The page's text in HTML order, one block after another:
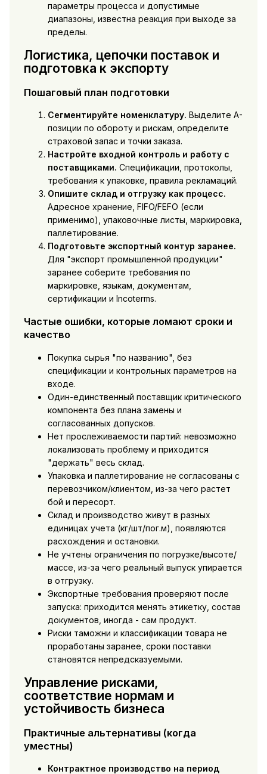
параметры процесса и допустимые
диапазоны, известна реакция при выходе за
пределы.
Логистика, цепочки поставок и
подготовка к экспорту
Пошаговый план подготовки
Сегментируйте номенклатуру. Выделите A-
позиции по обороту и рискам, определите
страховой запас и точки заказа.
Настройте входной контроль и работу с
поставщиками. Спецификации, протоколы,
требования к упаковке, правила рекламаций.
Опишите склад и отгрузку как процесс.
Адресное хранение, FIFO/FEFO (если
применимо), упаковочные листы, маркировка,
паллетирование.
Подготовьте экспортный контур заранее.
Для "экспорт промышленной продукции"
заранее соберите требования по
маркировке, языкам, документам,
сертификации и Incoterms.
Частые ошибки, которые ломают сроки и
качество
Покупка сырья "по названию", без
спецификации и контрольных параметров на
входе.
Один-единственный поставщик критического
компонента без плана замены и
согласованных допусков.
Нет прослеживаемости партий: невозможно
локализовать проблему и приходится
"держать" весь склад.
Упаковка и паллетирование не согласованы с
перевозчиком/клиентом, из-за чего растет
бой и пересорт.
Склад и производство живут в разных
единицах учета (кг/шт/пог.м), появляются
расхождения и остановки.
Не учтены ограничения по погрузке/высоте/
массе, из-за чего реальный выпуск упирается
в отгрузку.
Экспортные требования проверяют после
запуска: приходится менять этикетку, состав
документов, иногда - сам продукт.
Риски таможни и классификации товара не
проработаны заранее, сроки поставки
становятся непредсказуемыми.
Управление рисками,
соответствие нормам и
устойчивость бизнеса
Практичные альтернативы (когда
уместны)
Контрактное производство на период